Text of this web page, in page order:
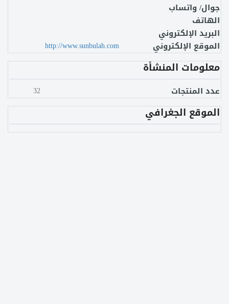
جوال/ واتساب
الهاتف
البريد الإلكتروني
الموقع الإلكتروني
http://www.sunbulah.com
معلومات المنشأة
عدد المنتجات 32
الموقع الجغرافي